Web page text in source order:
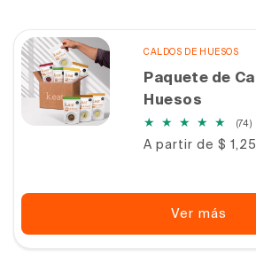
CALDOS DE HUESOS
Paquete de
Huesos
(74)
Precio
A partir de $
Ver más